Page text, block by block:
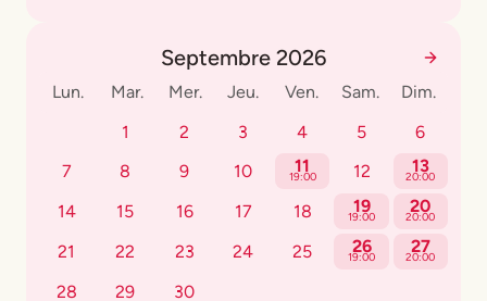
Septembre 2026
Lun. Mar. Mer. Jeu. Ven. Sam.
Dim.
1
2 3 4 5
6
7
8 9 10 11
19:00 12 13
20:00
14 15 16 17 18 19
19:00
20
20:00
21 22 23 24 25 26
19:00
27
20:00
28 29 30